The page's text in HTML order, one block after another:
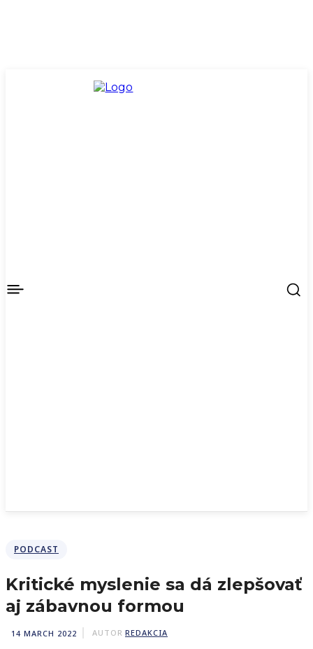
PODCAST
Kritické myslenie sa dá zlepšovať
aj zábavnou formou
14 MARCH 2022 AUTOR REDAKCIA